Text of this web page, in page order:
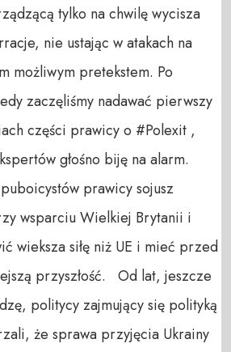
tylko na chwilę wycisza
nie ustając w atakach na
możliwym pretekstem. Po
zaczęliśmy nadawać pierwszy
części prawicy o #Polexit ,
głośno biję na alarm.
prawicy sojusz
wsparciu Wielkiej Brytanii i
wieksza siłę niż UE i mieć przed
przyszłość. Od lat, jeszcze
politycy zajmujący się polityką
że sprawa przyjęcia Ukrainy